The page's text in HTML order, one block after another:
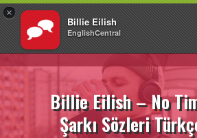
×
Billie Eilish
EnglishCentral
Giriş
İçeriğe
atla
Billie Eilish – No
Şarkı Sözleri